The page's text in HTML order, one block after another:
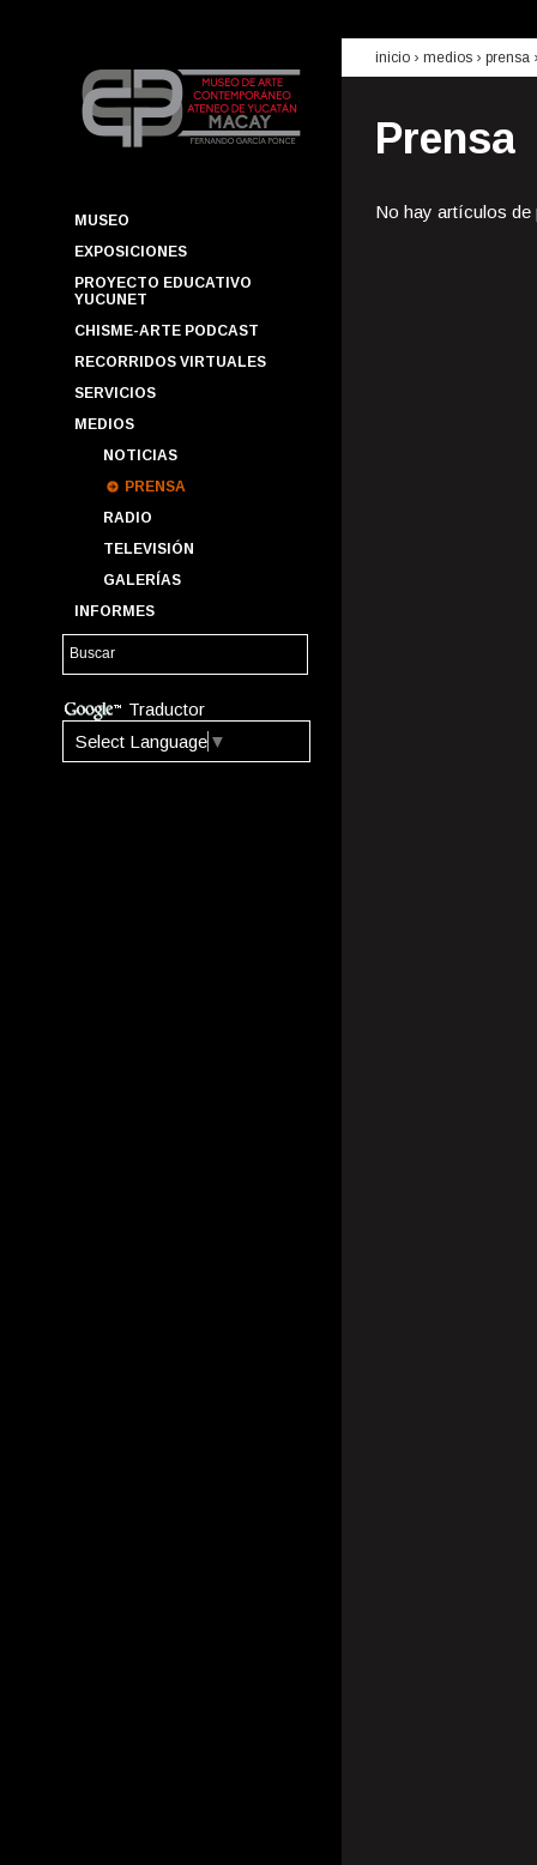
MUSEO
EXPOSICIONES
PROYECTO EDUCATIVO
YUCUNET
CHISME-ARTE PODCAST
RECORRIDOS VIRTUALES
SERVICIOS
MEDIOS
NOTICIAS
PRENSA
RADIO
TELEVISIÓN
GALERÍAS
INFORMES
Traductor
Select Language ▼
inicio › medios › prensa
Prensa
No hay artículos de